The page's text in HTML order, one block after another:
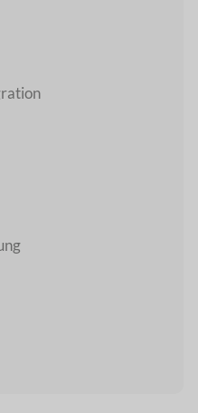
Funktionen